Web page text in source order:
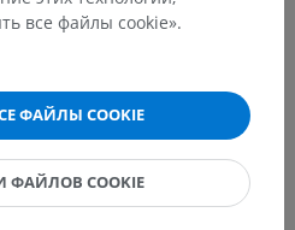
все файлы cookie».
ФАЙЛЫ COOKIE
COOKIE